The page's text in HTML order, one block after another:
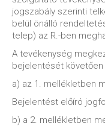
jogszabály szerinti
belül önálló
telep) az R.-ben
A tevékenység
bejelentését
a) az 1. mellékletben
Bejelentést előíró
b) a 2. mellékletben